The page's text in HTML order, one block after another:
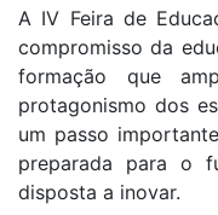
A IV Feira de
compromisso da
formação que
protagonismo dos
um passo
preparada para o
disposta a inovar.